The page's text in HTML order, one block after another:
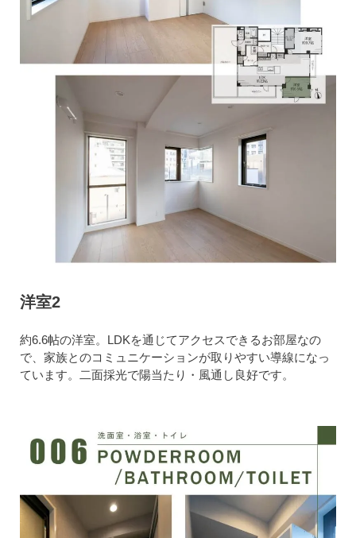
洋室2
約6.6帖の洋室。LDKを通じてアクセスできるお部屋なの
で、家族とのコミュニケーションが取りやすい導線になっ
ています。二面採光で陽当たり・風通し良好です。